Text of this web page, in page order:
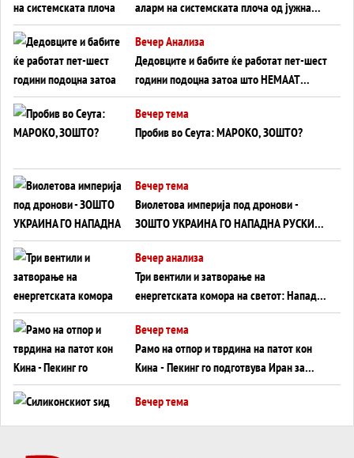
аларм на системската плоча од јужна
Германија до Црното Море...
Вечер Анализа
Дедовците и бабите ќе работат пет-шест
години подоцна затоа што НЕМААТ
ВНУЦИ ДА ГИ ЗАМЕНАТ
Вечер тема
Пробив во Сеута: МАРОКО, ЗОШТО?
Вечер тема
Виолетова империја под дронови -
ЗОШТО УКРАИНА ГО НАПАДНА РУСКИОТ
WILDBERRIES
Вечер анализа
Три вентили и затворање на
енергетската комора на светот: Нападот
во Суец најавува глобален енергетски
инфаркт?
Вечер тема
Рамо на отпор и тврдина на патот кон
Кина - Пекинг го подготвува Иран за
американска копнена инвазија
Вечер тема